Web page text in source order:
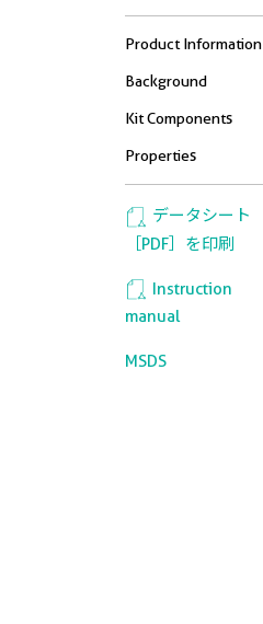
Product Information
Background
Kit Components
Properties
データシート
［PDF］を印刷
Instruction
manual
MSDS